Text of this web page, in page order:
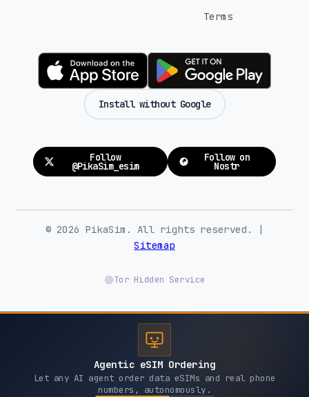
Terms
Install without Google
Follow
@PikaSim_esim
Follow on
Nostr
© 2026 PikaSim. All rights reserved. |
Sitemap
Tor Hidden Service
Agentic eSIM Ordering
Let any AI agent order data eSIMs and real phone
numbers, autonomously.